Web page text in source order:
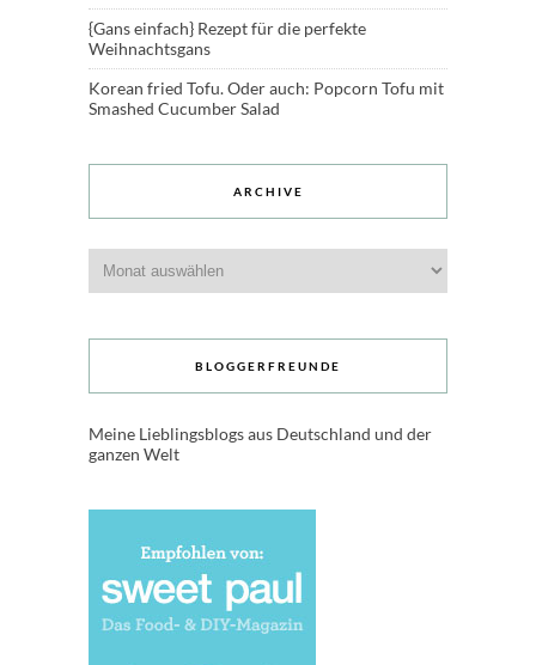
{Gans einfach} Rezept für die perfekte
Weihnachtsgans
Korean fried Tofu. Oder auch: Popcorn Tofu mit
Smashed Cucumber Salad
ARCHIVE
BLOGGERFREUNDE
Meine Lieblingsblogs aus Deutschland und der
ganzen Welt